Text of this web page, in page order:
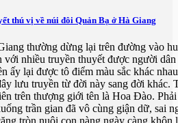
thú vị về núi đôi Quản Bạ ở Hà Giang
thường dừng lại trên đường vào
nhiều truyền thuyết được người
ấy lại được tô điểm màu sắc khác
lưu truyền từ đời này sang đời
trên thượng giới tên là Hoa Đào.
trần gian đã vô cùng giận dữ, sai